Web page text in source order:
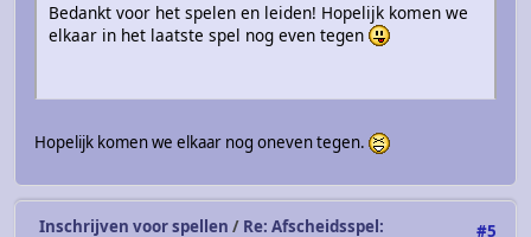
Bedankt voor het spelen en leiden! Hopelijk komen we
elkaar in het laatste spel nog even tegen
Hopelijk komen we elkaar nog oneven tegen.
#5
Inschrijven voor spellen / Re: Afscheidsspel: